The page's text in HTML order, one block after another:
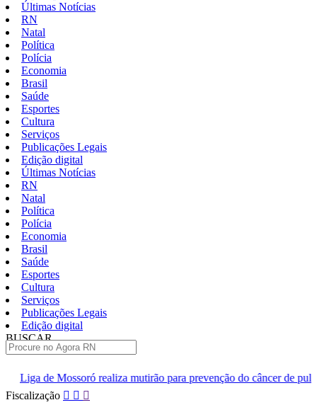
Últimas Notícias
RN
Natal
Política
Polícia
Economia
Brasil
Saúde
Esportes
Cultura
Serviços
Publicações Legais
Edição digital
Últimas Notícias
RN
Natal
Política
Polícia
Economia
Brasil
Saúde
Esportes
Cultura
Serviços
Publicações Legais
Edição digital
BUSCAR
mutirão para prevenção do câncer de pulmão neste sábado
Pular
Fiscalização